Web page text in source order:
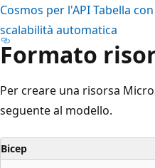
Cosmos per l'API Tabella con
scalabilità automatica
Formato
Per creare una risorsa
seguente al modello.
Bicep